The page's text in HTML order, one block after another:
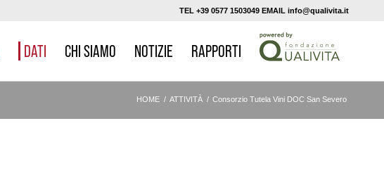
TEL +39 0577 1503049 EMAIL info@qualivita.it
DATI CHI SIAMO NOTIZIE RAPPORTI
HOME / ATTIVITÀ / Consorzio Tutela Vini DOC San Severo